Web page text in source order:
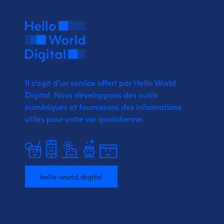
Il s'agit d'un service offert par Hello World
Digital. Nous développons des outils
numériques et fournissons des informations
utiles pour votre vie quotidienne.
hello-world.digital